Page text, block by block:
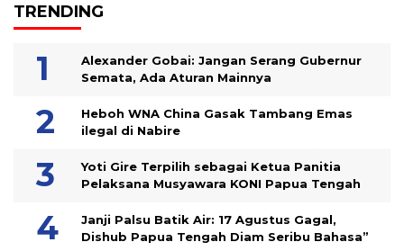
TRENDING
Alexander Gobai: Jangan Serang Gubernur
Semata, Ada Aturan Mainnya
Heboh WNA China Gasak Tambang Emas
ilegal di Nabire
Yoti Gire Terpilih sebagai Ketua Panitia
Pelaksana Musyawara KONI Papua Tengah
Janji Palsu Batik Air: 17 Agustus Gagal,
Dishub Papua Tengah Diam Seribu Bahasa”